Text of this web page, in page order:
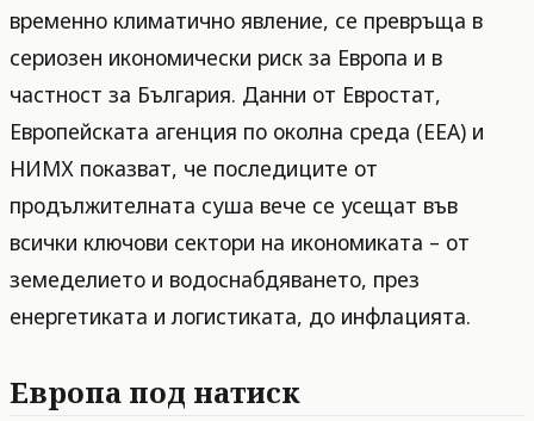
временно климатично явление, се превръща в
сериозен икономически риск за Европа и в
частност за България. Данни от Евростат,
Европейската агенция по околна среда (EEA) и
НИМХ показват, че последиците от
продължителната суша вече се усещат във
всички ключови сектори на икономиката – от
земеделието и водоснабдяването, през
енергетиката и логистиката, до инфлацията.
Европа под натиск